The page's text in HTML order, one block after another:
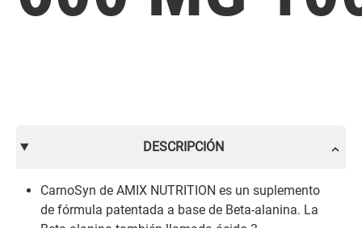
DESCRIPCIÓN
CarnoSyn de AMIX NUTRITION es un suplemento
de fórmula patentada a base de Beta-alanina. La